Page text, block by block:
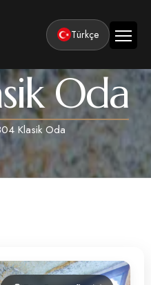
Odalar
Türkçe
Oda
Klasik Oda